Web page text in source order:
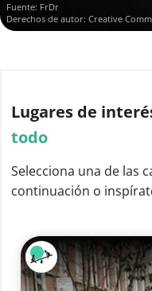
Fuente: FrDr
Derechos de autor: Creative
Lugares de
todo
Selecciona una de las
continuación o